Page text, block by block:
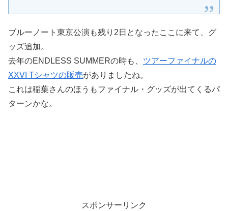
ブルーノート東京公演も残り2日となったここに来て、グ
ッズ追加。
去年のENDLESS SUMMERの時も、 ツアーファイナルの
XXVI Tシャツの販売がありましたね。
これは稲葉さんのほうもファイナル・グッズが出てくるパ
ターンかな。
スポンサーリンク